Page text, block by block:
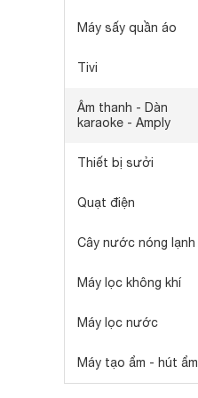
Máy sấy quần áo
Tivi
Âm thanh - Dàn
karaoke - Amply
Thiết bị sưởi
Quạt điện
Cây nước nóng lạnh
Máy lọc không khí
Máy lọc nước
Máy tạo ẩm - hút ẩm